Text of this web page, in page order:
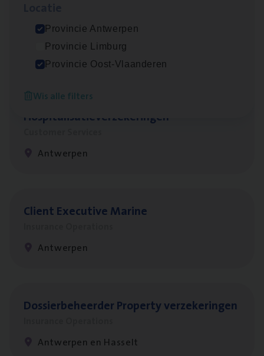
Provincie Antwerpen
Provincie Limburg
Provincie Oost-Vlaanderen
Wis alle filters
Insurance Operations
Beveren
Cus­to­mer Care Expert
Hospitalisatieverzekeringen
Antwerpen
Client Exe­cu­ti­ve Marine
Antwerpen
Dos­sier­be­heer­der Pro­per­ty verzekeringen
Antwerpen en Hasselt